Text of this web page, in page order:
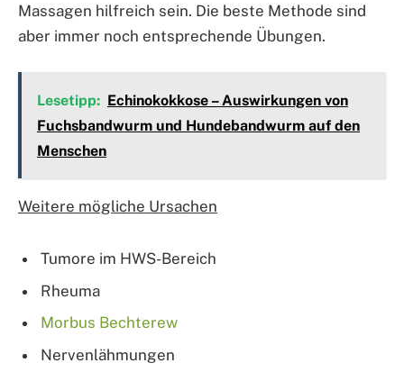
Massagen hilfreich sein. Die beste Methode sind
aber immer noch entsprechende Übungen.
Lesetipp: Echinokokkose – Auswirkungen von
Fuchsbandwurm und Hundebandwurm auf den
Menschen
Weitere mögliche Ursachen
Tumore im HWS-Bereich
Rheuma
Morbus Bechterew
Nervenlähmungen